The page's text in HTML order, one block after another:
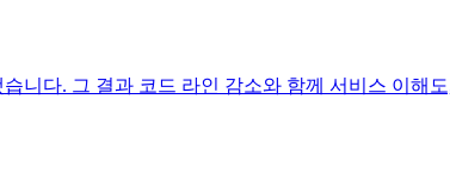
니다. 그 결과 코드 라인 감소와 함께 서비스 이해